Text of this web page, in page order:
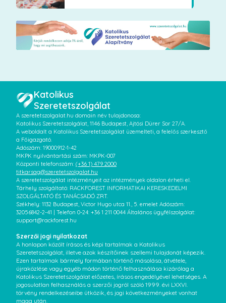
Katolikus
Szeretetszolgálat
A szeretetszolgalat.hu domain név tulajdonosa:
Katolikus Szeretetszolgálat, 1146 Budapest, Ajtósi Dürer Sor 27/A.
A weboldalt a Katolikus Szeretetszolgálat üzemelteti, a felelős szerkesztő
a Főigazgató.
Adószám: 19000912-1-42
MKPK nyilvántartási szám: MKPK-007
Központi telefonszám: (+36 1) 479 2000
titkarsag@szeretetszolgalat.hu
A szeretetszolgálat intézményeit az intézmények oldalon érheti el.
Tárhely szolgáltató: RACKFOREST INFORMATIKAI KERESKEDELMI
SZOLGÁLTATÓ ÉS TANÁCSADÓ ZRT.
Székhely: 1132 Budapest, Victor Hugo utca 11., 5. emelet Adószám:
32056842-2-41 | Telefon 0-24: +36 1 211 0044 Általános ügyfélszolgálat:
support@rackforest.hu
Szerzői jogi nyilatkozat
A honlapon közölt írásos és képi tartalmak a Katolikus
Szeretetszolgálat, illetve azok készítőinek szellemi tulajdonát képezik.
Ezen tartalmak bármely formában történő másolása, átvétele,
újraközlése vagy egyéb módon történő felhasználása kizárólag a
Katolikus Szeretetszolgálat előzetes, írásos engedélyével lehetséges. A
jogosulatlan felhasználás a szerzői jogról szóló 1999. évi LXXVI.
törvény rendelkezéseibe ütközik, és jogi következményeket vonhat
maga után.